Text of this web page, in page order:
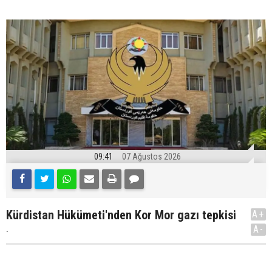
09:41 07 Ağustos 2026
Kürdistan Hükümeti'nden Kor Mor gazı tepkisi
.
A+
A-